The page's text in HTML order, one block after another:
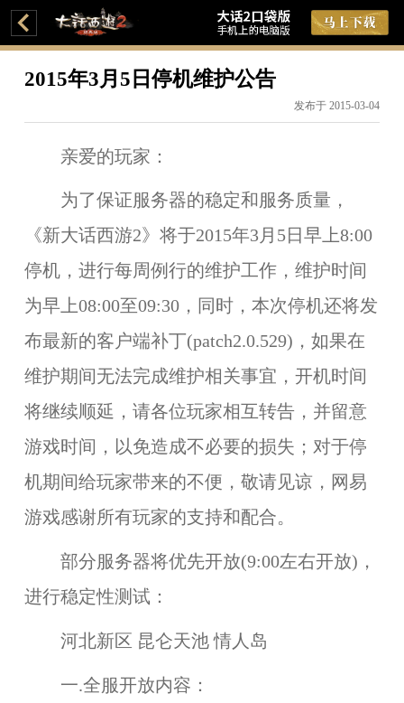
2015年3月5日停机维护公告
发布于 2015-03-04
亲爱的玩家：
为了保证服务器的稳定和服务质量，
《新大话西游2》将于2015年3月5日早上8:00
停机，进行每周例行的维护工作，维护时间
为早上08:00至09:30，同时，本次停机还将发
布最新的客户端补丁(patch2.0.529)，如果在
维护期间无法完成维护相关事宜，开机时间
将继续顺延，请各位玩家相互转告，并留意
游戏时间，以免造成不必要的损失；对于停
机期间给玩家带来的不便，敬请见谅，网易
游戏感谢所有玩家的支持和配合。
部分服务器将优先开放(9:00左右开放)，
进行稳定性测试：
河北新区 昆仑天池 情人岛
一.全服开放内容：